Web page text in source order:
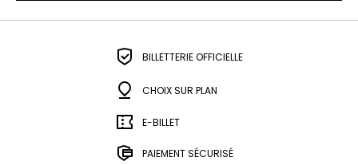
BILLETTERIE OFFICIELLE
CHOIX SUR PLAN
E-BILLET
PAIEMENT SÉCURISÉ